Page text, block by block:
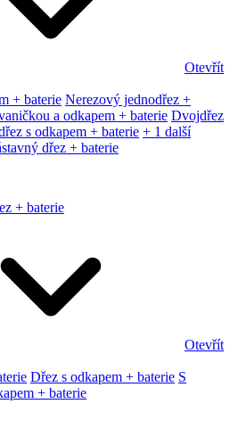
Otevřít
+ baterie Nerezový jednodřez +
a odkapem + baterie Dvojdřez
s odkapem + baterie + 1 další
dřez + baterie
+ baterie
Otevřít
Dřez s odkapem + baterie S
+ baterie